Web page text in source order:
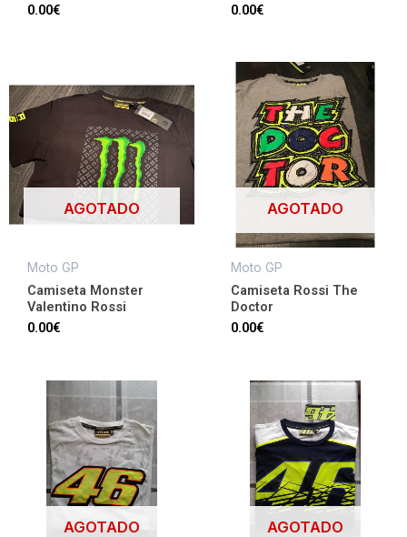
0.00€
0.00€
AGOTADO
Moto GP
Camiseta Monster
Valentino Rossi
0.00€
AGOTADO
Moto GP
Camiseta Rossi The
Doctor
0.00€
AGOTADO AGOTADO